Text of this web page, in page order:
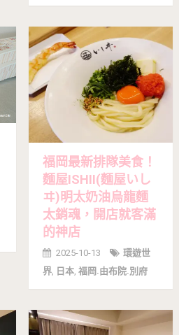
福岡最新排隊美食！
麵屋ISHII(麵屋いし
ヰ)明太奶油烏龍麵
太銷魂，開店就客滿
的神店
2025-10-13
環遊世
界, 日本, 福岡.由布院.別府